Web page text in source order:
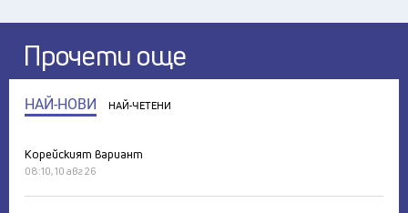
Прочети още
НАЙ-НОВИ НАЙ-ЧЕТЕНИ
Корейският вариант
08:10, 10 авг 26